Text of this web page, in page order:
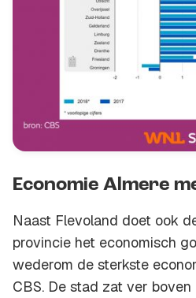
Economie Almere
Naast Flevoland doet ook
provincie het economisch
wederom de sterkste
CBS. De stad zat ver